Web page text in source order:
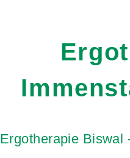
Ergotherapie Biswal